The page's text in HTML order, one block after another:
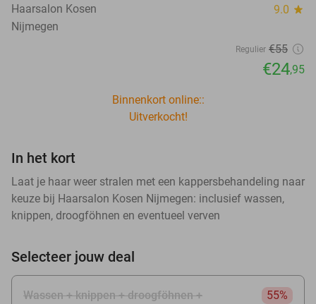
Haarsalon Kosen 9.0 star
Nijmegen
Regulier €55
€24,95
Binnenkort online::
Uitverkocht!
In het kort
Laat je haar weer stralen met een kappersbehandeling naar
keuze bij Haarsalon Kosen Nijmegen: inclusief wassen,
knippen, droogföhnen en eventueel verven
Selecteer jouw deal
Wassen + knippen + droogföhnen +
55%